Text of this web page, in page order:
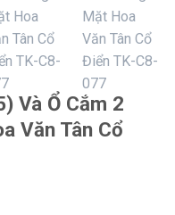
Và Ổ Cắm 2
Văn Tân Cổ